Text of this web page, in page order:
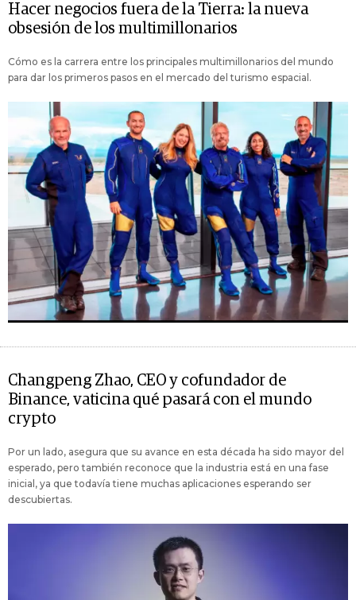
Hacer negocios fuera de la Tierra: la nueva
obsesión de los multimillonarios
Cómo es la carrera entre los principales multimillonarios del mundo
para dar los primeros pasos en el mercado del turismo espacial.
Changpeng Zhao, CEO y cofundador de
Binance, vaticina qué pasará con el mundo
crypto
Por un lado, asegura que su avance en esta década ha sido mayor del
esperado, pero también reconoce que la industria está en una fase
inicial, ya que todavía tiene muchas aplicaciones esperando ser
descubiertas.